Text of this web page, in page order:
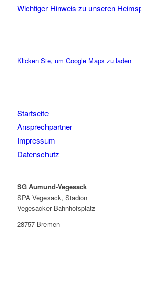
Wichtiger Hinweis zu unseren
Klicken Sie, um Google Maps zu laden
Startseite
Ansprechpartner
Impressum
Datenschutz
SG Aumund-Vegesack
SPA Vegesack, Stadion
Vegesacker Bahnhofsplatz
28757 Bremen